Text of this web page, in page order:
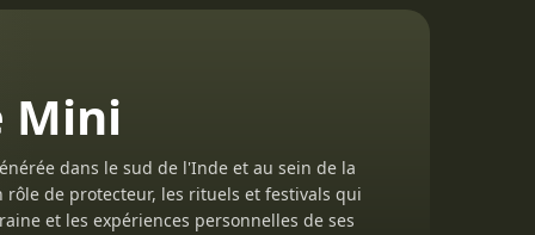
Mini
dans le sud de l'Inde et au sein de la
de protecteur, les rituels et festivals qui
et les expériences personnelles de ses